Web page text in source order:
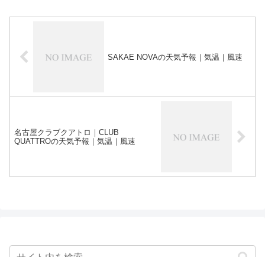
SAKAE NOVAの天気予報｜気温｜風速
名古屋クラブクアトロ｜CLUB
QUATTROの天気予報｜気温｜風速